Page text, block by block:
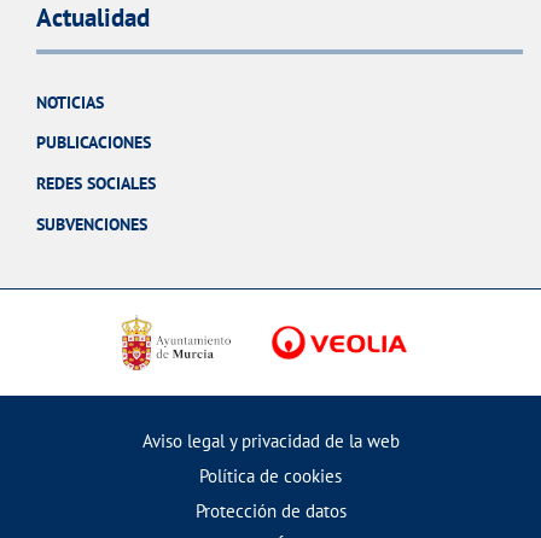
Actualidad
NOTICIAS
PUBLICACIONES
REDES SOCIALES
SUBVENCIONES
Aviso legal y privacidad de la web
Política de cookies
Protección de datos